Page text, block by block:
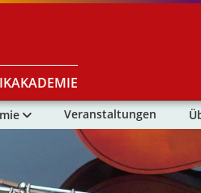
Veranstaltungen